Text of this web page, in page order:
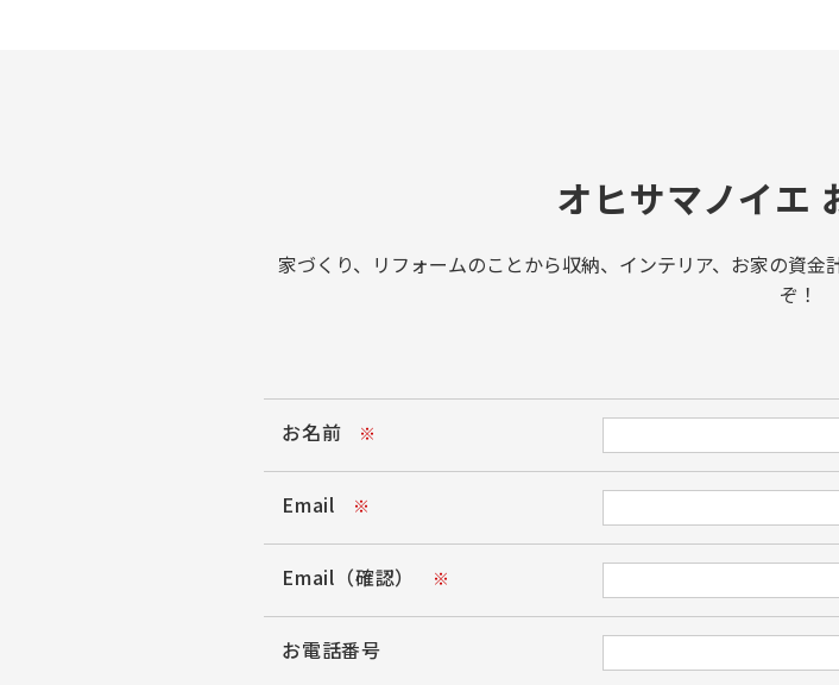
オヒサマノイエ
家づくり、リフォームのことから収納、インテリア、お家の資
ぞ！
お名前 ※
Email ※
Email（確認） ※
お電話番号